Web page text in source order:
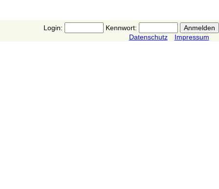
Login:
Kennwort:
Datenschutz
Impressum